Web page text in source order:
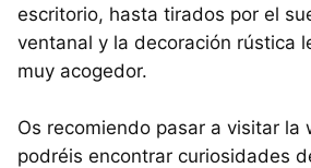
escritorio, hasta tirados por el
ventanal y la decoración rústica
muy acogedor.
Os recomiendo pasar a visitar la
podréis encontrar curiosidades